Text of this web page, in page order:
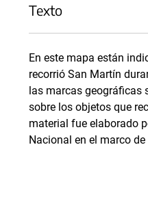
Texto
En este mapa están
recorrió San Martín
las marcas geográficas
sobre los objetos que
material fue elaborado
Nacional en el marco